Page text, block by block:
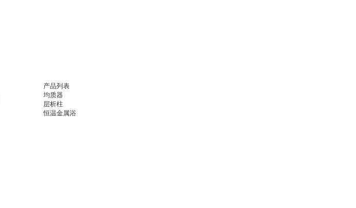
产品列表
均质器
层析柱
恒温金属浴